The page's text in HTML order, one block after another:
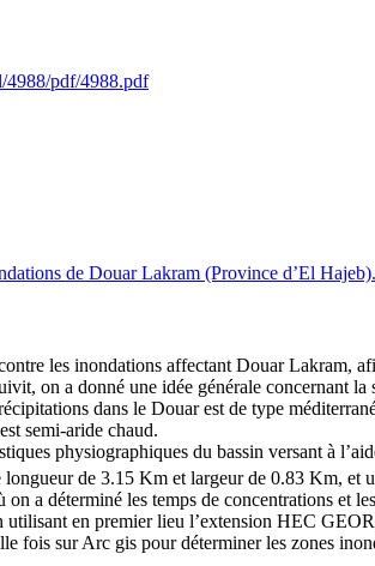
4988/pdf/4988.pdf
de Douar Lakram (Province d’El
les inondations affectant Douar Lakram,
on a donné une idée générale
dans le Douar est de type
semi-aride chaud.
physiographiques du bassin versant à
de 3.15 Km et largeur de 0.83 Km, et
a déterminé les temps de concentrations et
en premier lieu l’extension HEC
fois sur Arc gis pour déterminer les zones